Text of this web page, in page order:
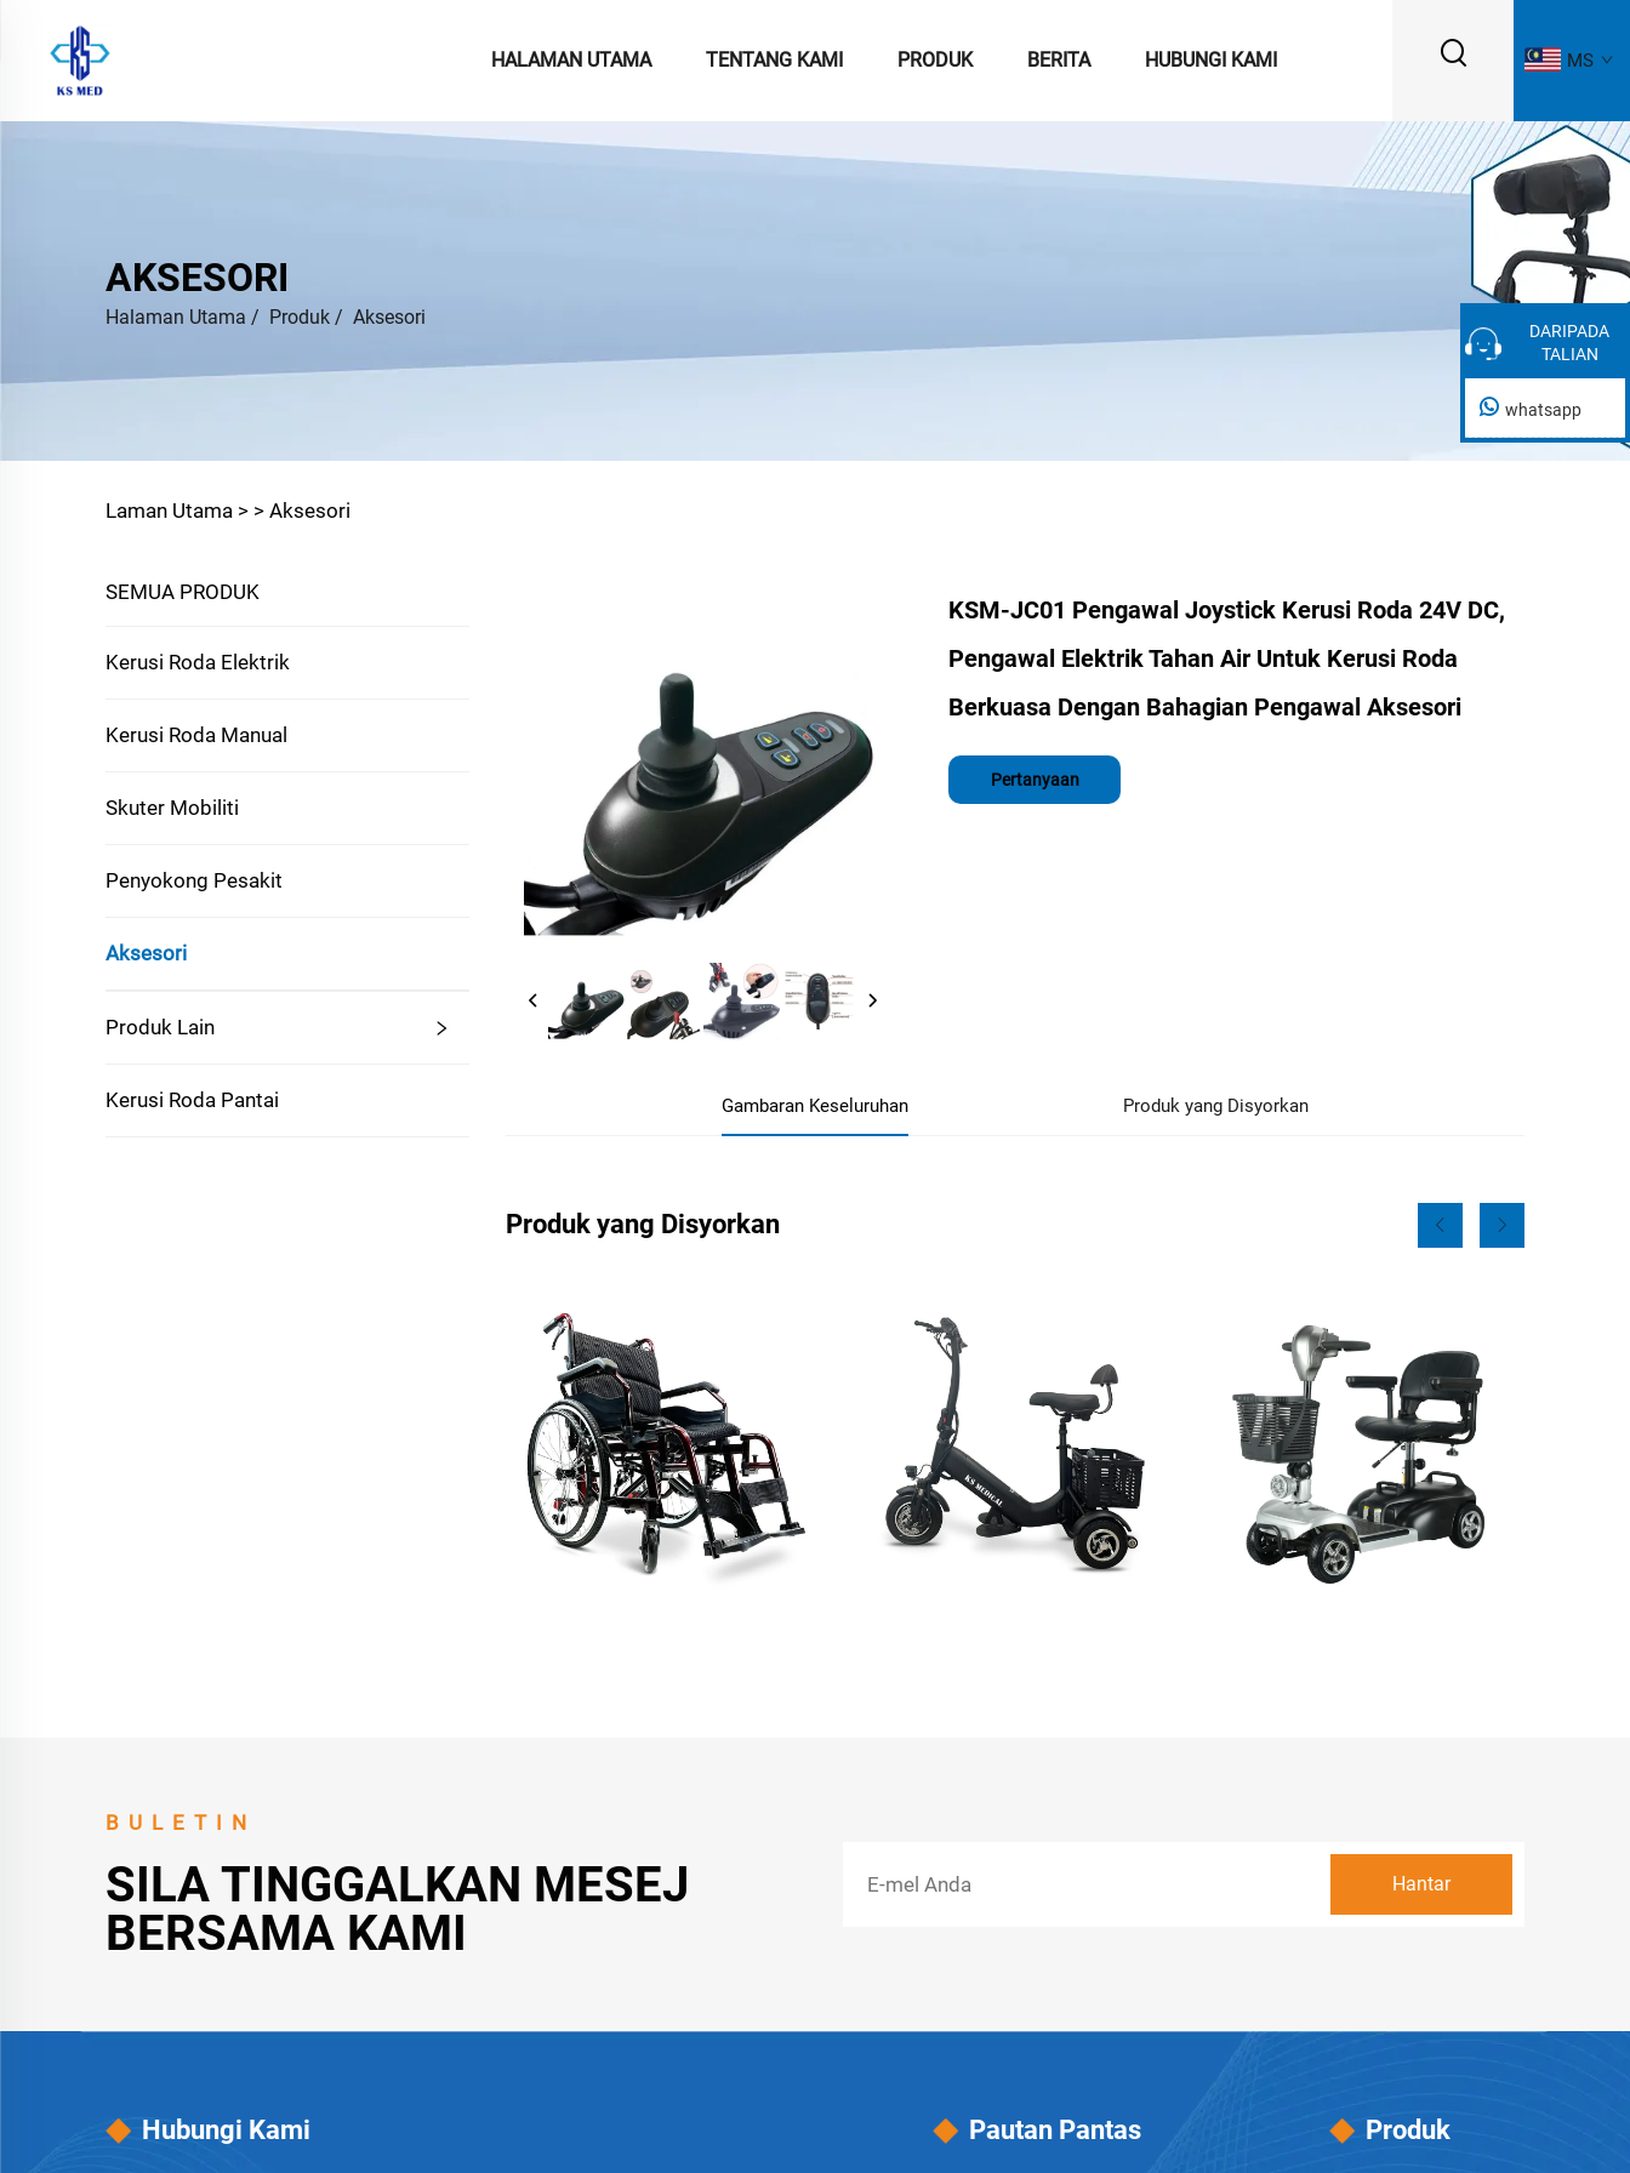
HALAMAN UTAMA TENTANG KAMI PRODUK BERITA HUBUNGI KAMI MS
AKSESORI
Halaman Utama / Produk / Aksesori
Laman Utama > > Aksesori
SEMUA PRODUK
Kerusi Roda Elektrik
Kerusi Roda Manual
Skuter Mobiliti
Penyokong Pesakit
Aksesori
Produk Lain
Kerusi Roda Pantai
KSM-JC01 Pengawal Joystick Kerusi Roda 24V DC,
Pengawal Elektrik Tahan Air Untuk Kerusi Roda
Berkuasa Dengan Bahagian Pengawal Aksesori
Pertanyaan
Gambaran Keseluruhan Produk yang Disyorkan
Produk yang Disyorkan
DARIPADA
TALIAN
DARIPADA
TALIAN
whatsapp
BULETIN
SILA TINGGALKAN MESEJ
BERSAMA KAMI
Hubungi Kami Pautan Pantas Produk